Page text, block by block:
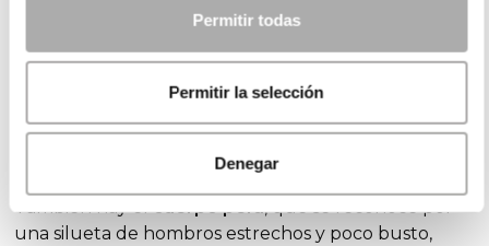
Permitir todas
Permitir la selección
Denegar
y cadera tienen un volumen similar y la cintura
En cambio, si eres de poco busto, cintura recta y
menos curvilíneo que necesita de otro tipo de
vestidos para lucir espectacular.
También hay elcuerpo pera, que se reconoce por
una silueta de hombros estrechos y poco busto,